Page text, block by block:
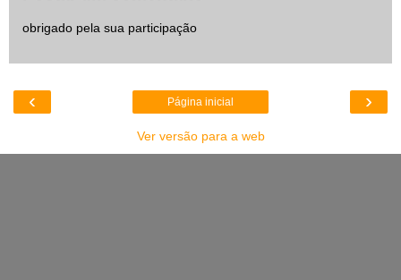
obrigado pela sua participação
‹ ›
Página inicial
Ver versão para a web